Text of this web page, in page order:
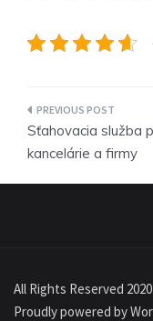
Navigace
pro
příspěvek
Sťahovacia služba
kancelárie a firmy
All Rights Reserved 2020
Proudly powered by